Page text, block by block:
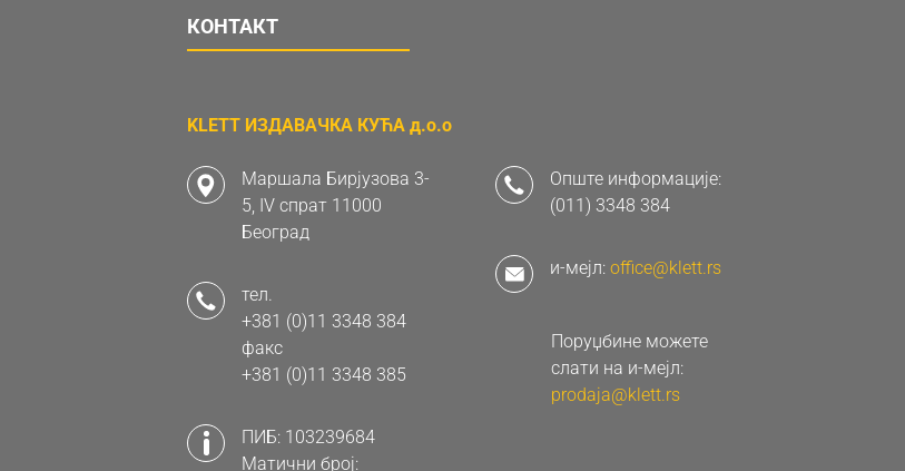
КОНТАКТ
KLETT ИЗДАВАЧКА КУЋА д.о.о
Маршала Бирјузова 3-
5, IV спрат 11000
Београд
тел.
+381 (0)11 3348 384
факс
+381 (0)11 3348 385
ПИБ: 103239684
Матични број:
Опште информације:
(011) 3348 384
и-мејл: office@klett.rs
Поруџбине можете
слати на и-мејл:
prodaja@klett.rs